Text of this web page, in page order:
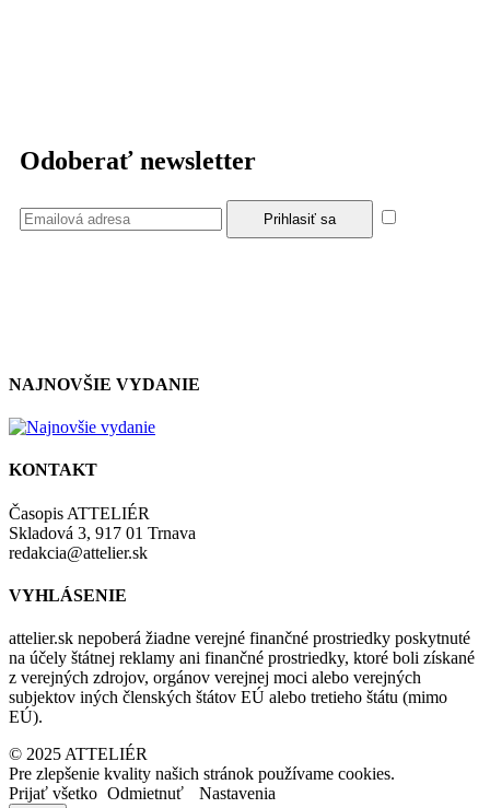
Odoberať newsletter
NAJNOVŠIE VYDANIE
KONTAKT
Časopis ATTELIÉR
Skladová 3, 917 01 Trnava
redakcia@attelier.sk
VYHLÁSENIE
attelier.sk nepoberá žiadne verejné finančné prostriedky poskytnuté
na účely štátnej reklamy ani finančné prostriedky, ktoré boli získané
z verejných zdrojov, orgánov verejnej moci alebo verejných
subjektov iných členských štátov EÚ alebo tretieho štátu (mimo
EÚ).
© 2025 ATTELIÉR
Pre zlepšenie kvality našich stránok používame cookies.
Prijať všetko Odmietnuť Nastavenia